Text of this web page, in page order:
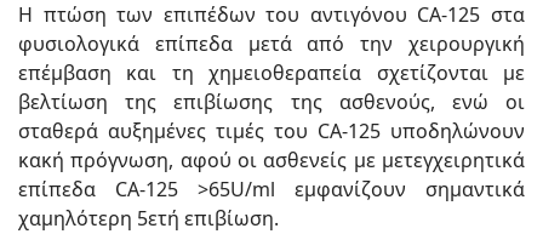
Η πτώση των επιπέδων του αντιγόνου CA-125 στα
φυσιολογικά επίπεδα μετά από την χειρουργική
επέμβαση και τη χημειοθεραπεία σχετίζονται με
βελτίωση της επιβίωσης της ασθενούς, ενώ οι
σταθερά αυξημένες τιμές του CA-125 υποδηλώνουν
κακή πρόγνωση, αφού οι ασθενείς με μετεγχειρητικά
επίπεδα CA-125 >65U/ml εμφανίζουν σημαντικά
χαμηλότερη 5ετή επιβίωση.